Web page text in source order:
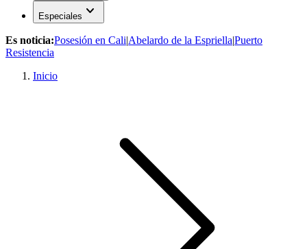
Especiales expand_more
Es noticia:Posesión en Cali|Abelardo de la Espriella|Puerto
Resistencia
Inicio